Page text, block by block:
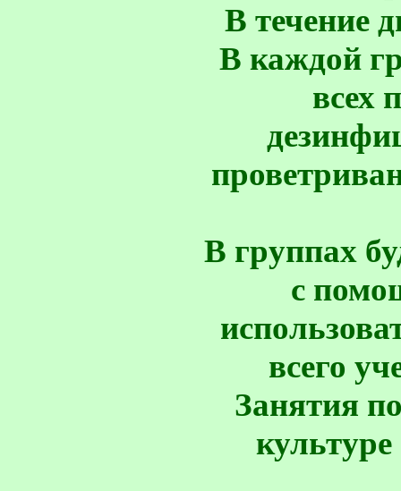
В течение
В каждой
всех
В группах
с
всего
Занятия